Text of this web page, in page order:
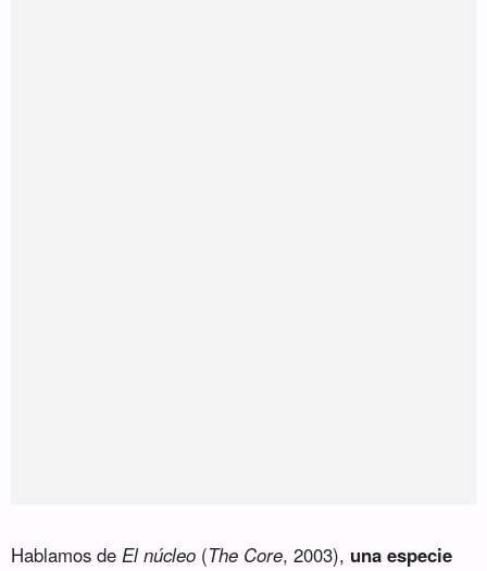
Hablamos de El núcleo (The Core, 2003), una especie